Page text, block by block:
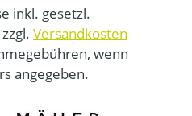
inkl. gesetzl.
Versandkosten
wenn
angegeben.